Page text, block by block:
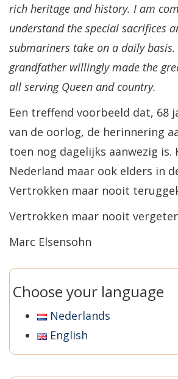
rich heritage and history. I am
understand the special sacrifices
submariners take on a daily
grandfather willingly made the
all serving Queen and country.
Een treffend voorbeeld dat, 68
van de oorlog, de herinnering
toen nog dagelijks aanwezig is.
Nederland maar ook elders in
Vertrokken maar nooit
Vertrokken maar nooit
Marc Elsensohn
Choose your language
Nederlands
English